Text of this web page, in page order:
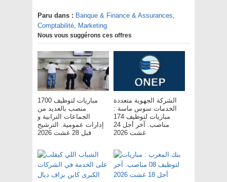
Paru dans : Banque & Finance & Assurances
Comptabilité Marketing
Nous vous suggérons ces offres
مباريات لتوظيف 1700
منصب بالعديد من
الجماعات الترابية و
إدارات عمومية. الترشيح
قبل 28 غشت 2026
الشركة الجهوية متعددة
الخدمات سوس ماسة :
مباريات لتوظيف 174
مناصب. آخر أجل 24
غشت 2026